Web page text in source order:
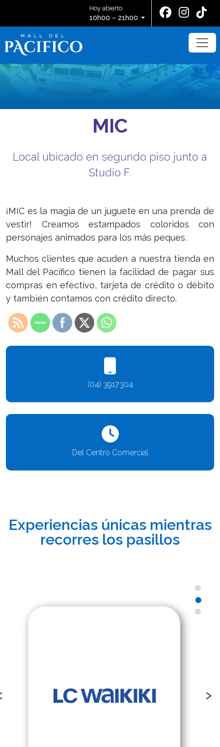
Hoy abierto
10h00 – 21h00
MIC
Local ubicado en segundo piso junto a
Studio F.
¡MIC es la magia de un juguete en una prenda de
vestir! Creamos estampados coloridos con
personajes animados para los más peques.
Muchos clientes que acuden a nuestra tienda en
Mall del Pacífico tienen la facilidad de pagar sus
compras en efectivo, tarjeta de crédito o débito
y también contamos con crédito directo.
(04) 3917304
Del Centro Comercial
Experiencias únicas mientras
recorres los pasillos
›